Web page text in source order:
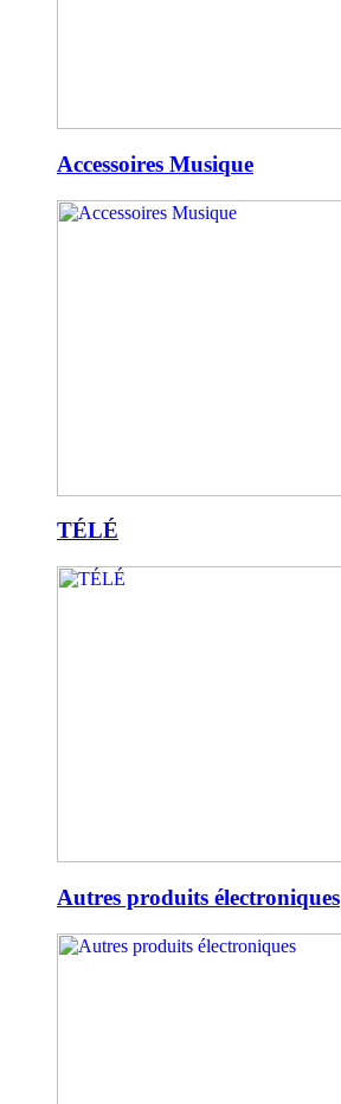
Accessoires Musique
TÉLÉ
Autres produits électroniques